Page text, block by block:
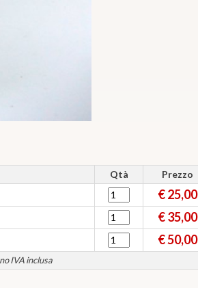
Qtà Prezzo
IVA inclusa
€ 25,00
€ 35,00
€ 50,00